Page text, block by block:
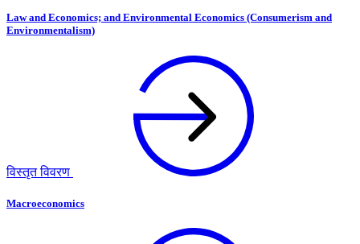
Law and Economics; and Environmental Economics (Consumerism and
Environmentalism)
विस्तृत विवरण
Macroeconomics